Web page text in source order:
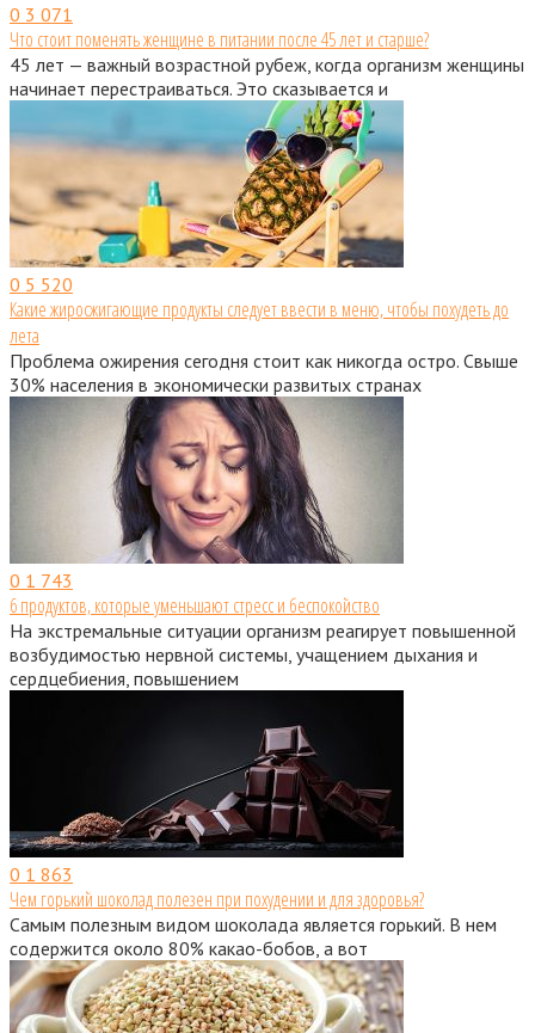
0 3 071
Что стоит поменять женщине в питании после 45 лет и старше?
45 лет — важный возрастной рубеж, когда организм женщины
начинает перестраиваться. Это сказывается и
0 5 520
Какие жиросжигающие продукты следует ввести в меню, чтобы похудеть до
лета
Проблема ожирения сегодня стоит как никогда остро. Свыше
30% населения в экономически развитых странах
0 1 743
6 продуктов, которые уменьшают стресс и беспокойство
На экстремальные ситуации организм реагирует повышенной
возбудимостью нервной системы, учащением дыхания и
сердцебиения, повышением
0 1 863
Чем горький шоколад полезен при похудении и для здоровья?
Самым полезным видом шоколада является горький. В нем
содержится около 80% какао-бобов, а вот